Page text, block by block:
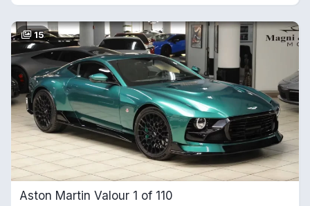
15
Aston Martin Valour 1 of 110